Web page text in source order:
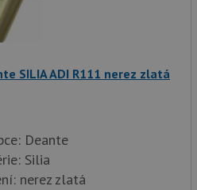
SILIA ADI R111 nerez zlatá
Deante
Silia
nerez zlatá